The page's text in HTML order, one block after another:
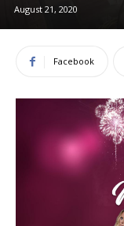
August 21, 2020
Facebook